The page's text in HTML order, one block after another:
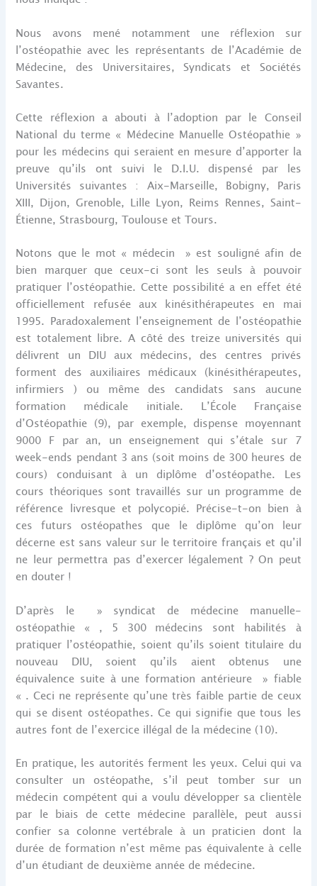
Nous avons mené notamment une réflexion sur
l’ostéopathie avec les représentants de l’Académie de
Médecine, des Universitaires, Syndicats et Sociétés
Savantes.
Cette réflexion a abouti à l’adoption par le Conseil
National du terme « Médecine Manuelle Ostéopathie »
pour les médecins qui seraient en mesure d’apporter la
preuve qu’ils ont suivi le D.I.U. dispensé par les
Universités suivantes : Aix-Marseille, Bobigny, Paris
XIII, Dijon, Grenoble, Lille Lyon, Reims Rennes, Saint-
Étienne, Strasbourg, Toulouse et Tours.
Notons que le mot « médecin » est souligné afin de
bien marquer que ceux-ci sont les seuls à pouvoir
pratiquer l’ostéopathie. Cette possibilité a en effet été
officiellement refusée aux kinésithérapeutes en mai
1995. Paradoxalement l’enseignement de l’ostéopathie
est totalement libre. A côté des treize universités qui
délivrent un DIU aux médecins, des centres privés
forment des auxiliaires médicaux (kinésithérapeutes,
infirmiers ) ou même des candidats sans aucune
formation médicale initiale. L’École Française
d’Ostéopathie (9), par exemple, dispense moyennant
9000 F par an, un enseignement qui s’étale sur 7
week-ends pendant 3 ans (soit moins de 300 heures de
cours) conduisant à un diplôme d’ostéopathe. Les
cours théoriques sont travaillés sur un programme de
référence livresque et polycopié. Précise-t-on bien à
ces futurs ostéopathes que le diplôme qu’on leur
décerne est sans valeur sur le territoire français et qu’il
ne leur permettra pas d’exercer légalement ? On peut
en douter !
D’après le » syndicat de médecine manuelle-
ostéopathie « , 5 300 médecins sont habilités à
pratiquer l’ostéopathie, soient qu’ils soient titulaire du
nouveau DIU, soient qu’ils aient obtenus une
équivalence suite à une formation antérieure » fiable
« . Ceci ne représente qu’une très faible partie de ceux
qui se disent ostéopathes. Ce qui signifie que tous les
autres font de l’exercice illégal de la médecine (10).
En pratique, les autorités ferment les yeux. Celui qui va
consulter un ostéopathe, s’il peut tomber sur un
médecin compétent qui a voulu développer sa clientèle
par le biais de cette médecine parallèle, peut aussi
confier sa colonne vertébrale à un praticien dont la
durée de formation n’est même pas équivalente à celle
d’un étudiant de deuxième année de médecine.